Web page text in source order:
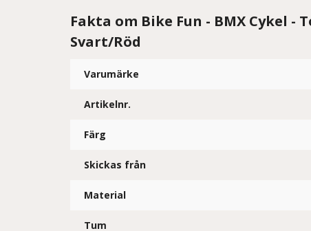
Fakta om Bike Fun - BMX Cykel -
Svart/Röd
Varumärke
Artikelnr.
Färg
Skickas från
Material
Tum